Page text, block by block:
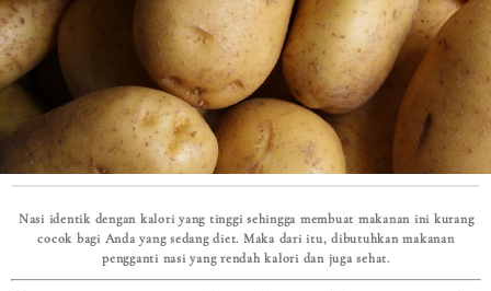
Nasi identik dengan kalori yang tinggi sehingga membuat makanan ini kurang
cocok bagi Anda yang sedang diet. Maka dari itu, dibutuhkan makanan
pengganti nasi yang rendah kalori dan juga sehat.